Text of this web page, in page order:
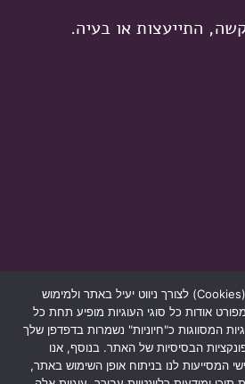
התייעצות או בעיה.
אנו משתמשים בעוגיות (Cookies) לצורך ניווט יעיל באתר ולמימוש
אודות כל סוגי העוגיות מופיע תחת כל
המסווגות כ"חיוניות" נשמרות בדפדפן שלך
הבסיסיות של האתר. בנוסף, אנו
המסייעות לנו בניתוח אופן השימוש באתר,